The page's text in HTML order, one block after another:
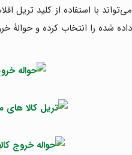
می‌تواند با استفاده از کلید تریل
داده شده را انتخاب کرده و حوالۀ